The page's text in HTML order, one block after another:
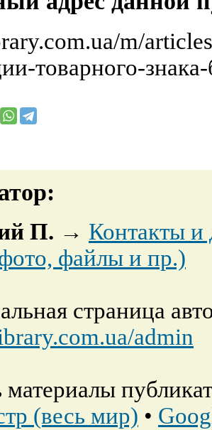
m/
товарного-
П. → Контакты и
файлы и пр.)
страница
admin
(весь мир) •